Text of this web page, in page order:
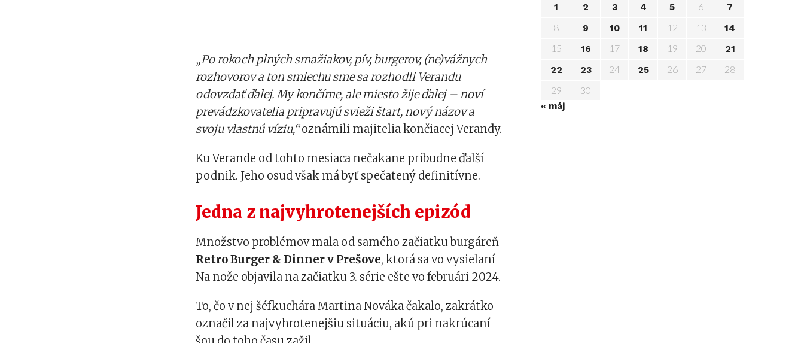
„Po rokoch plných smažiakov, pív, burgerov, (ne)vážnych
rozhovorov a ton smiechu sme sa rozhodli Verandu
odovzdať ďalej. My končíme, ale miesto žije ďalej – noví
prevádzkovatelia pripravujú svieži štart, nový názov a
svoju vlastnú víziu,“oznámili majitelia končiacej Verandy.
Ku Verande od tohto mesiaca nečakane pribudne ďalší
podnik. Jeho osud však má byť spečatený definitívne.
Jedna z najvyhrotenejších epizód
Množstvo problémov mala od samého začiatku burgáreň
Retro Burger & Dinner v Prešove, ktorá sa vo vysielaní
Na nože objavila na začiatku 3. série ešte vo februári 2024.
To, čo v nej šéfkuchára Martina Nováka čakalo, zakrátko
označil za najvyhrotenejšiu situáciu, akú pri nakrúcaní
1 2 3 4 5 6 7
8 9 10 11 12 13 14
15 16 17 18 19 20
21
22
23 24 25 26 27
28
29
30
« máj